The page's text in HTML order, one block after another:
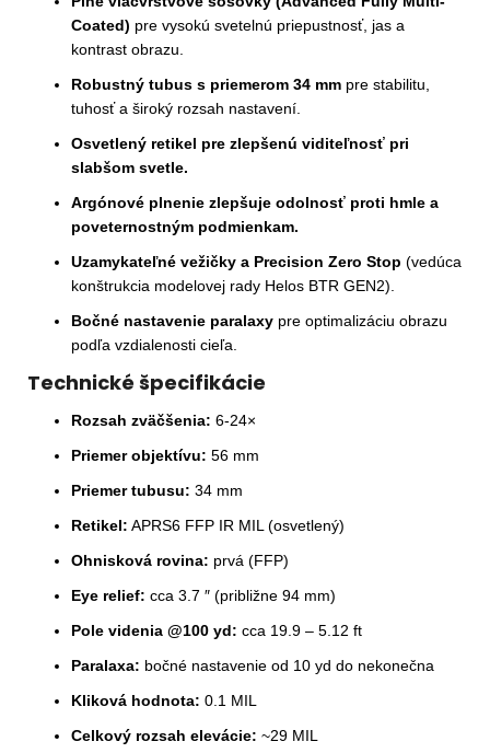
Coated) pre vysokú svetelnú priepustnosť, jas a
kontrast obrazu.
Robustný tubus s priemerom 34 mm pre stabilitu,
tuhosť a široký rozsah nastavení.
Osvetlený retikel pre zlepšenú viditeľnosť pri
slabšom svetle.
Argónové plnenie zlepšuje odolnosť proti hmle a
poveternostným podmienkam.
Uzamykateľné vežičky a Precision Zero Stop (vedúca
konštrukcia modelovej rady Helos BTR GEN2).
Bočné nastavenie paralaxy pre optimalizáciu obrazu
podľa vzdialenosti cieľa.
Technické špecifikácie
Rozsah zväčšenia: 6-24×
Priemer objektívu: 56 mm
Priemer tubusu: 34 mm
Retikel: APRS6 FFP IR MIL (osvetlený)
Ohnisková rovina: prvá (FFP)
Eye relief: cca 3.7 ″ (približne 94 mm)
Pole videnia @100 yd: cca 19.9 – 5.12 ft
Paralaxa: bočné nastavenie od 10 yd do nekonečna
Kliková hodnota: 0.1 MIL
Celkový rozsah elevácie: ~29 MIL